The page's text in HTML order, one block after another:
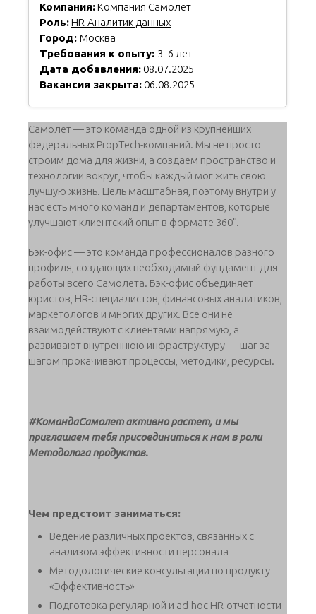
Компания:Компания Самолет
Роль:HR-Аналитик данных
Город: Москва
Требования к опыту: 3–6 лет
Дата добавления: 08.07.2025
Вакансия закрыта: 06.08.2025
Самолет — это команда одной из крупнейших
федеральных PropTech-компаний. Мы не просто
строим дома для жизни, а создаем пространство и
технологии вокруг, чтобы каждый мог жить свою
лучшую жизнь. Цель масштабная, поэтому внутри у
нас есть много команд и департаментов, которые
улучшают клиентский опыт в формате 360°.
Бэк-офис — это команда профессионалов разного
профиля, создающих необходимый фундамент для
работы всего Самолета. Бэк-офис объединяет
юристов, HR-специалистов, финансовых аналитиков,
маркетологов и многих других. Все они не
взаимодействуют с клиентами напрямую, а
развивают внутреннюю инфраструктуру — шаг за
шагом прокачивают процессы, методики, ресурсы.
#КомандаСамолет активно растет, и мы
приглашаем тебя присоединиться к нам в роли
Методолога продуктов.
Чем предстоит заниматься:
Ведение различных проектов, связанных с
анализом эффективности персонала
Методологические консультации по продукту
«Эффективность»
Подготовка регулярной и ad-hoc HR-отчетности